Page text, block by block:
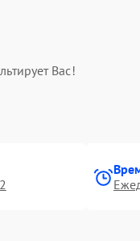
Вас!